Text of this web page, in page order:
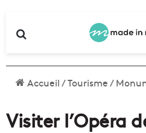
Accueil/Tourisme/
Visiter l’Opéra